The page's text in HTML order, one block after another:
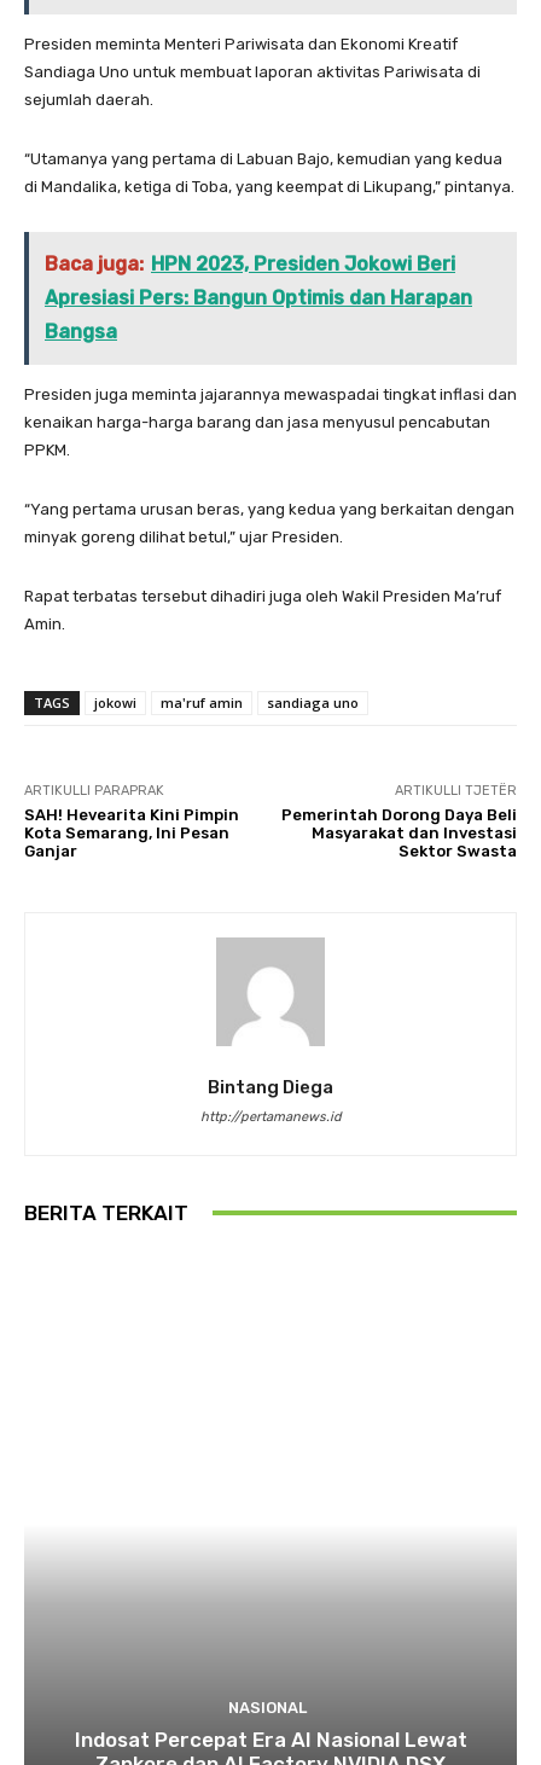
Presiden meminta Menteri Pariwisata dan Ekonomi Kreatif
Sandiaga Uno untuk membuat laporan aktivitas Pariwisata di
sejumlah daerah.
“Utamanya yang pertama di Labuan Bajo, kemudian yang kedua
di Mandalika, ketiga di Toba, yang keempat di Likupang,” pintanya.
Baca juga: HPN 2023, Presiden Jokowi Beri
Apresiasi Pers: Bangun Optimis dan Harapan
Bangsa
Presiden juga meminta jajarannya mewaspadai tingkat inflasi dan
kenaikan harga-harga barang dan jasa menyusul pencabutan
PPKM.
“Yang pertama urusan beras, yang kedua yang berkaitan dengan
minyak goreng dilihat betul,” ujar Presiden.
Rapat terbatas tersebut dihadiri juga oleh Wakil Presiden Ma’ruf
Amin.
TAGS jokowi ma'ruf amin sandiaga uno
ARTIKULLI PARAPRAK
SAH! Hevearita Kini Pimpin
Kota Semarang, Ini Pesan
Ganjar
ARTIKULLI TJETËR
Pemerintah Dorong Daya Beli
Masyarakat dan Investasi
Sektor Swasta
Bintang Diega
http://pertamanews.id
BERITA TERKAIT
NASIONAL
Indosat Percepat Era AI Nasional Lewat